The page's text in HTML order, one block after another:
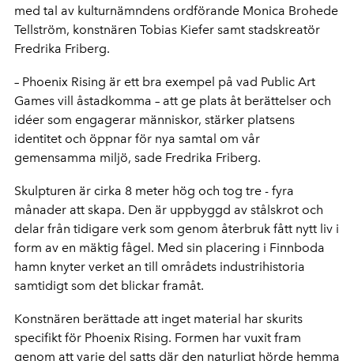
med tal av kulturnämndens ordförande Monica Brohede
Tellström, konstnären Tobias Kiefer samt stadskreatör
Fredrika Friberg.
– Phoenix Rising är ett bra exempel på vad Public Art
Games vill åstadkomma – att ge plats åt berättelser och
idéer som engagerar människor, stärker platsens
identitet och öppnar för nya samtal om vår
gemensamma miljö, sade Fredrika Friberg.
Skulpturen är cirka 8 meter hög och tog tre - fyra
månader att skapa. Den är uppbyggd av stålskrot och
delar från tidigare verk som genom återbruk fått nytt liv i
form av en mäktig fågel. Med sin placering i Finnboda
hamn knyter verket an till områdets industrihistoria
samtidigt som det blickar framåt.
Konstnären berättade att inget material har skurits
specifikt för Phoenix Rising. Formen har vuxit fram
genom att varje del satts där den naturligt hörde hemma